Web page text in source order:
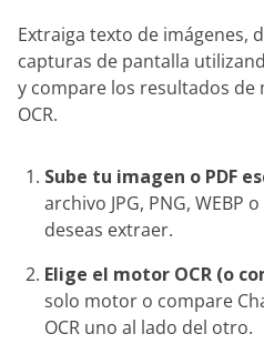
Extraiga texto de imágenes,
capturas de pantalla
y compare los resultados
OCR.
Sube tu imagen o PDF
archivo JPG, PNG, WEBP
deseas extraer.
Elige el motor OCR (o
solo motor o compare
OCR uno al lado del otro.